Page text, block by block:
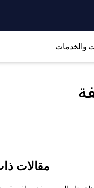
والخدمات
مقالات